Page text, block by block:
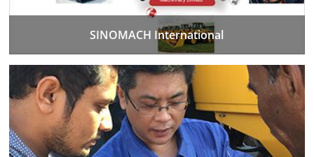
SINOMACH International